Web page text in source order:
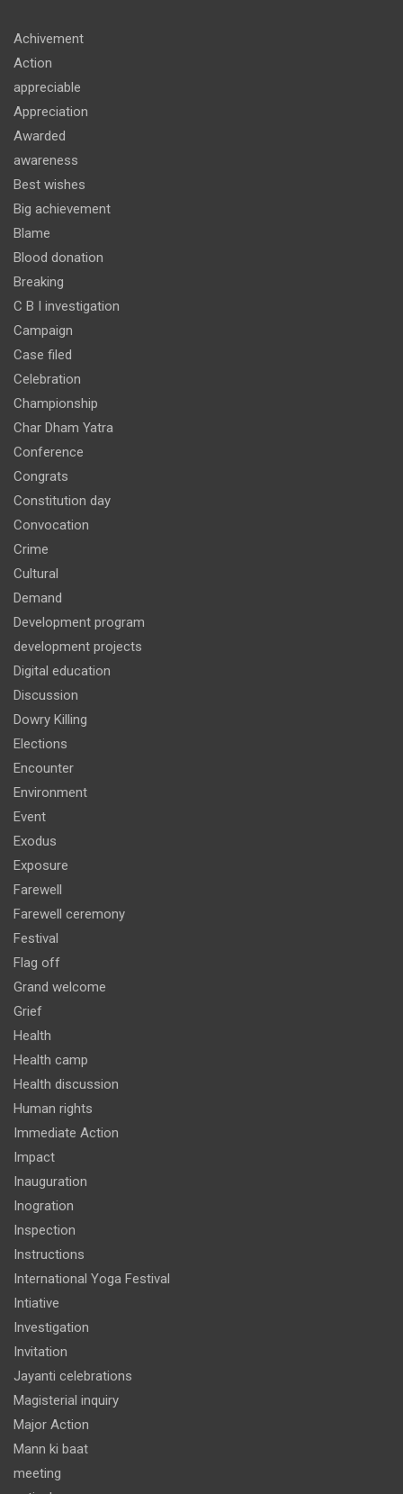
Achivement
Action
appreciable
Appreciation
Awarded
awareness
Best wishes
Big achievement
Blame
Blood donation
Breaking
C B I investigation
Campaign
Case filed
Celebration
Championship
Char Dham Yatra
Conference
Congrats
Constitution day
Convocation
Crime
Cultural
Demand
Development program
development projects
Digital education
Discussion
Dowry Killing
Elections
Encounter
Environment
Event
Exodus
Exposure
Farewell
Farewell ceremony
Festival
Flag off
Grand welcome
Grief
Health
Health camp
Health discussion
Human rights
Immediate Action
Impact
Inauguration
Inogration
Inspection
Instructions
International Yoga Festival
Intiative
Investigation
Invitation
Jayanti celebrations
Magisterial inquiry
Major Action
Mann ki baat
meeting